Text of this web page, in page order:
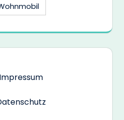
Impressum